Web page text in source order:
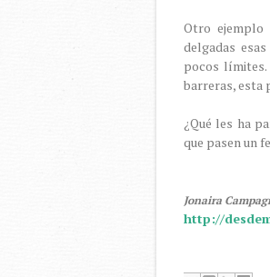
Otro ejemplo
delgadas
pocos límites.
barreras, esta
¿Qué les ha
que pasen un
Jonaira
http://